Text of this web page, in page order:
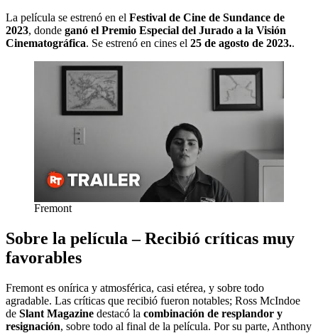
La película se estrenó en el Festival de Cine de Sundance de
2023, donde ganó el Premio Especial del Jurado a la Visión
Cinematográfica. Se estrenó en cines el 25 de agosto de 2023..
Fremont
Sobre la película – Recibió críticas muy
favorables
Fremont es onírica y atmosférica, casi etérea, y sobre todo
agradable. Las críticas que recibió fueron notables; Ross McIndoe
de Slant Magazine destacó la combinación de resplandor y
resignación, sobre todo al final de la película. Por su parte, Anthony